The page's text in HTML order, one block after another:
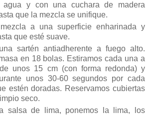
agua y con una cuchara de madera
que la mezcla se unifique.
a una superficie enharinada y
que esté suave.
sartén antiadherente a fuego alto.
en 18 bolas. Estiramos cada una a
unos 15 cm (con forma redonda) y
unos 30-60 segundos por cada
estén doradas. Reservamos cubiertas
seco.
salsa de lima, ponemos la lima, los